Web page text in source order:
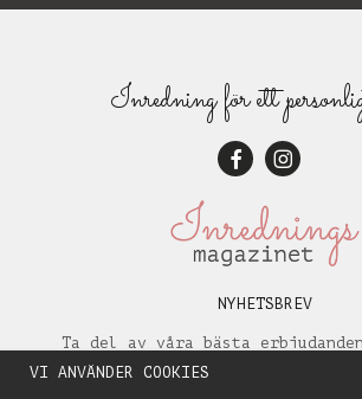
Inredning för ett
NYHETSBREV
Ta del av våra bästa
VI ANVÄNDER COOKIES